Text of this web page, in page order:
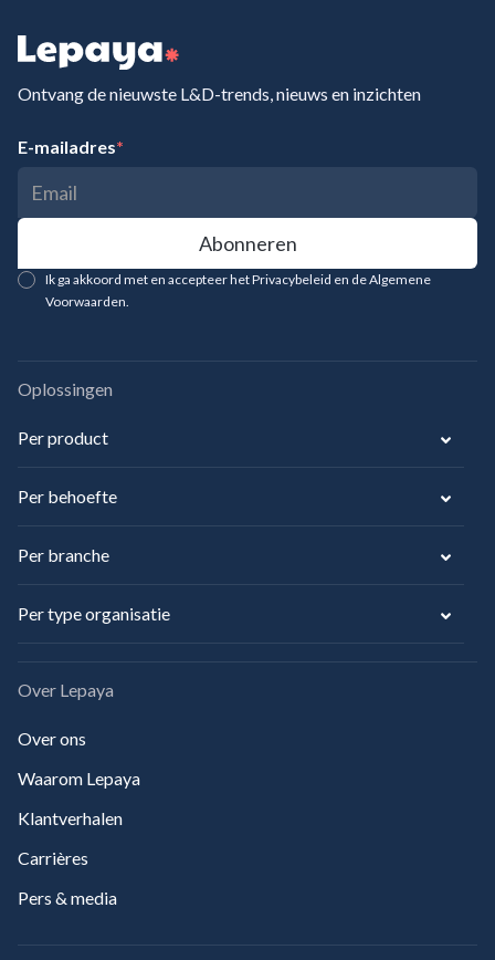
Ontvang de nieuwste L&D-trends, nieuws en inzichten
E-mailadres*
Ik ga akkoord met en accepteer het Privacybeleid en de Algemene
Voorwaarden.
Oplossingen
Per product
Per behoefte
Per branche
Per type organisatie
Over Lepaya
Over ons
Waarom Lepaya
Klantverhalen
Carrières
Pers & media